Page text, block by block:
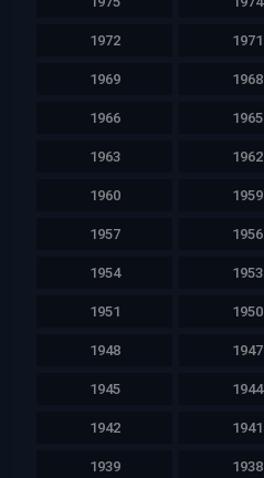
1972 1971
1969 1968
1966 1965
1963 1962
1960 1959
1957 1956
1954 1953
1951 1950
1948 1947
1945 1944
1942 1941
1939 1938